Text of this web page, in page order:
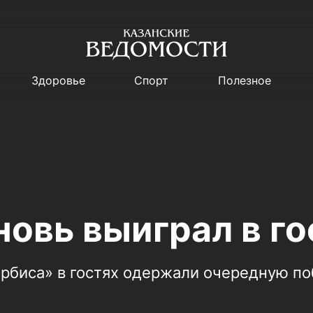
Здоровье Спорт Полезное
выиграл в
в гостях одержали очередную